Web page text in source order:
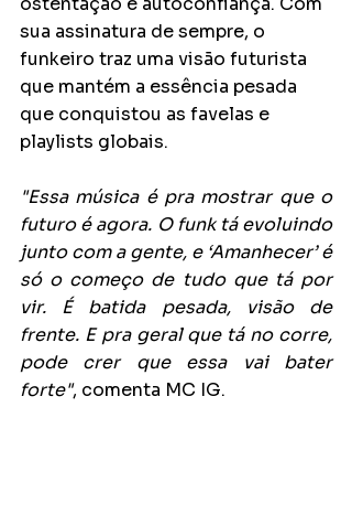
sua assinatura de sempre, o
funkeiro traz uma visão futurista
que mantém a essência pesada
que conquistou as favelas e
playlists globais.
"Essa música é pra mostrar que o
futuro é agora. O funk tá evoluindo
junto com a gente, e ‘Amanhecer’ é
só o começo de tudo que tá por
vir. É batida pesada, visão de
frente. E pra geral que tá no corre,
pode crer que essa vai bater
forte", comenta MC IG.